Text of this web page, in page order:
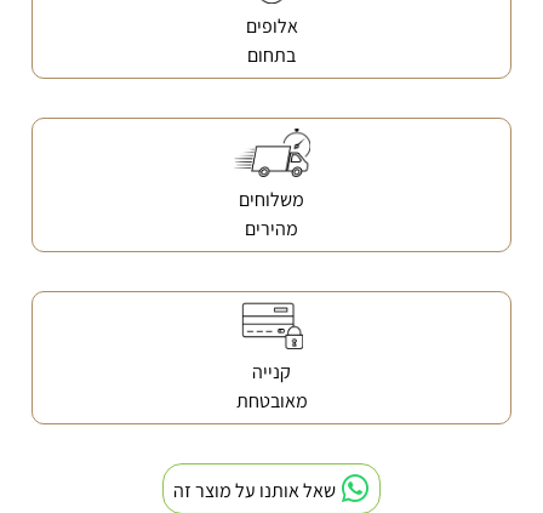
אלופים
בתחום
משלוחים
מהירים
קנייה
מאובטחת
שאל אותנו על מוצר זה